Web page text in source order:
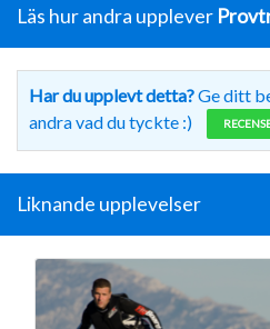
Läs hur andra upplever
Har du upplevt detta?Ge ditt
andra vad du tyckte :)
Liknande upplevelser